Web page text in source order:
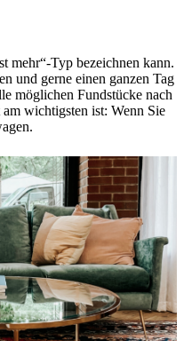
mehr“-Typ bezeichnen kann.
und gerne einen ganzen Tag
möglichen Fundstücke nach
wichtigsten ist: Wenn Sie